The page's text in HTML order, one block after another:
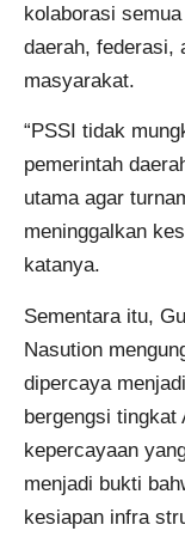
kolaborasi
daerah, federasi,
masyarakat.
“PSSI tidak
pemerintah
utama agar
meninggalkan
katanya.
Sementara itu,
Nasution
dipercaya
bergengsi tingkat
kepercayaan
menjadi bukti
kesiapan infra